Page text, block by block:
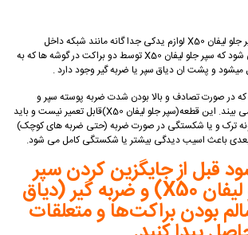
همچنین بر روی پوسته سپر جلو لیفان X50 لوازم یدکی جدا گانه مانند شبکه داخل
سپر،پروژکتور و... نصب می شود که سپر جلو لیفان X50 توسط دو براکت در گوشه ها که به
و پشت ان دیاق سپر یا ضربه گیر وجود دارد .
که در صورت تصادف و بالا بودن شدت ضربه پوسته سپر و
بعضی از اجزای ان اسیب می بیند. این قطعه(سپر جلو لیفان X50)قابل تعمیر نیست و باید
ترک و یا شکستگی در صورت ضربه (حتی ضربه های کوچک)
باعث اسیب دیدگی بیشتر یا شکستگی کامل می شود.
قبل از جایگزین کردن سپر
جلو (سپر جلو لیفان X50) و ضربه گیر (دیاق
بودن براکت‌ها و متعلقات